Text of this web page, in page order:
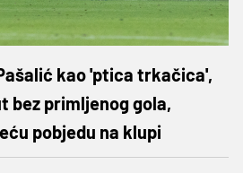
kao 'ptica trkačica',
bez primljenog gola,
pobjedu na klupi